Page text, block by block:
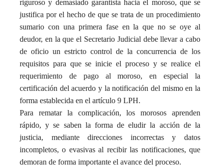
riguroso y demasiado garantista hacia el moroso, que se
justifica por el hecho de que se trata de un procedimiento
sumario con una primera fase en la que no se oye al
deudor, en la que el Secretario Judicial debe llevar a cabo
de oficio un estricto control de la concurrencia de los
requisitos para que se inicie el proceso y se realice el
requerimiento de pago al moroso, en especial la
certificación del acuerdo y la notificación del mismo en la
forma establecida en el artículo 9 LPH.
Para rematar la complicación, los morosos aprenden
rápido, y se saben la forma de eludir la acción de la
justicia, mediante direcciones incorrectas y datos
incompletos, o evasivas al recibir las notificaciones, que
demoran de forma importante el avance del proceso.